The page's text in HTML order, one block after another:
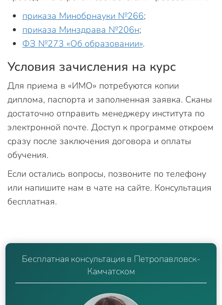
приказа Минобрнауки №266;
приказа Минздрава №206н;
ФЗ №273 «Об образовании».
Условия зачисления на курс
Для приема в «ИМО» потребуются копии
диплома, паспорта и заполненная заявка. Сканы
достаточно отправить менеджеру института по
электронной почте. Доступ к программе откроем
сразу после заключения договора и оплаты
обучения.
Если остались вопросы, позвоните по телефону
или напишите нам в чате на сайте. Консультация
бесплатная.
Бесплатная консультация в Петропавловск-
Камчатском